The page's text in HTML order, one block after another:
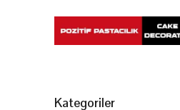
Kategoriler